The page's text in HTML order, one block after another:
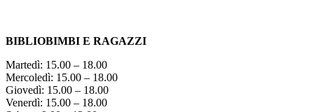
BIBLIOBIMBI E RAGAZZI
Martedì: 15.00 – 18.00
Mercoledì: 15.00 – 18.00
Giovedì: 15.00 – 18.00
Venerdì: 15.00 – 18.00